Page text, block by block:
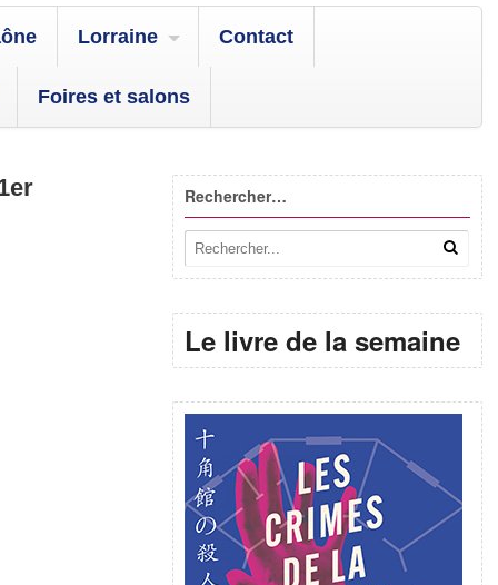
Lorraine Contact
Foires et salons
Rechercher…
Le livre de la semaine